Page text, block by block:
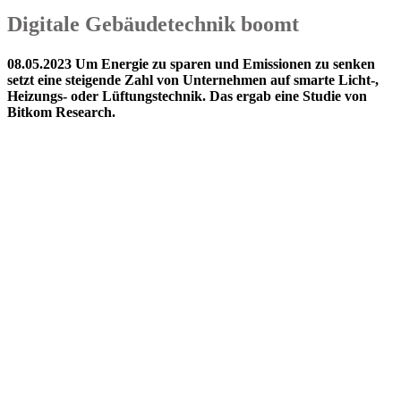
Digitale Gebäudetechnik boomt
08.05.2023 Um Energie zu sparen und Emissionen zu senken
setzt eine steigende Zahl von Unternehmen auf smarte Licht-,
Heizungs- oder Lüftungstechnik. Das ergab eine Studie von
Bitkom Research.